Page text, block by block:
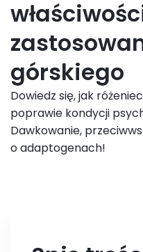
górskiego
Dowiedz się, jak
poprawie kondycji
Dawkowanie,
o adaptogenach!